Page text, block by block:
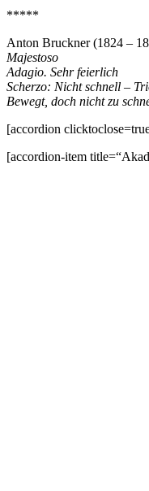
*****
Anton Bruckner (1824 –
Majestoso
Adagio. Sehr feierlich
Scherzo: Nicht schnell –
Bewegt, doch nicht zu
[accordion
[accordion-item